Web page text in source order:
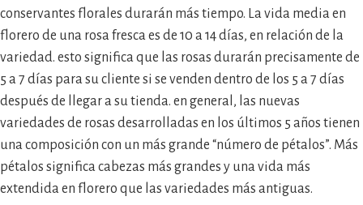
conservantes florales durarán más tiempo. La vida media en
florero de una rosa fresca es de 10 a 14 días, en relación de la
variedad. esto significa que las rosas durarán precisamente de
5 a 7 días para su cliente si se venden dentro de los 5 a 7 días
después de llegar a su tienda. en general, las nuevas
variedades de rosas desarrolladas en los últimos 5 años tienen
una composición con un más grande “número de pétalos”. Más
pétalos significa cabezas más grandes y una vida más
extendida en florero que las variedades más antiguas.